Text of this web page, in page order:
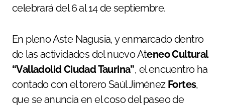
celebrará del 6 al 14 de septiembre.
En pleno Aste Nagusia, y enmarcado dentro
de las actividades del nuevo Ateneo Cultural
“Valladolid Ciudad Taurina”, el encuentro ha
contado con el torero Saúl Jiménez Fortes,
que se anuncia en el coso del paseo de